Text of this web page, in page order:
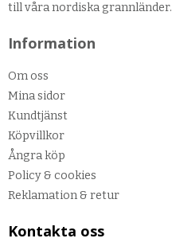
till våra nordiska grannländer.
Information
Om oss
Mina sidor
Kundtjänst
Köpvillkor
Ångra köp
Policy & cookies
Reklamation & retur
Kontakta oss